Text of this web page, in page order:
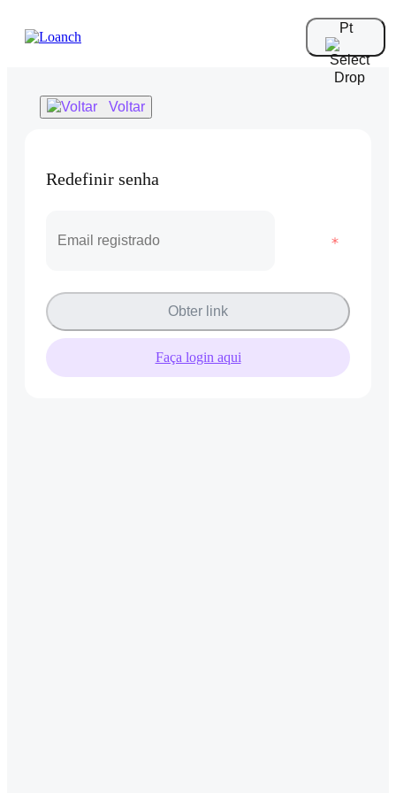
Pt
Voltar
Redefinir senha
Obter link
Faça login aqui